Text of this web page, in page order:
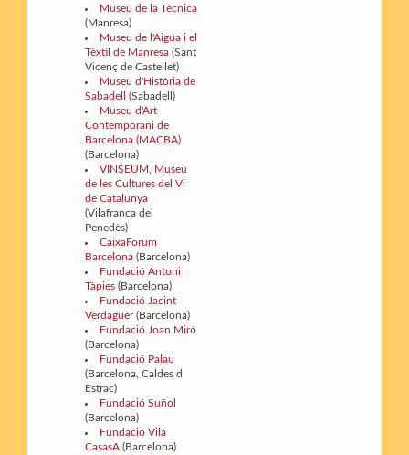
Museu de la Tècnica
(Manresa)
Museu de l'Aigua i el
Tèxtil de Manresa (Sant
Vicenç de Castellet)
Museu d'Història de
Sabadell
(Sabadell)
Museu d'Art
Contemporani de
Barcelona (MACBA)
(Barcelona)
VINSEUM, Museu
de les Cultures del Vi
de Catalunya
(Vilafranca del
Penedès)
CaixaForum
Barcelona (Barcelona)
Fundació Antoni
Tàpies (Barcelona)
Fundació Jacint
Verdaguer (Barcelona)
Fundació Joan Miró
(Barcelona)
Fundació Palau
(Barcelona, Caldes d
Estrac)
Fundació Suñol
(Barcelona)
Fundació Vila
CasasA (Barcelona)